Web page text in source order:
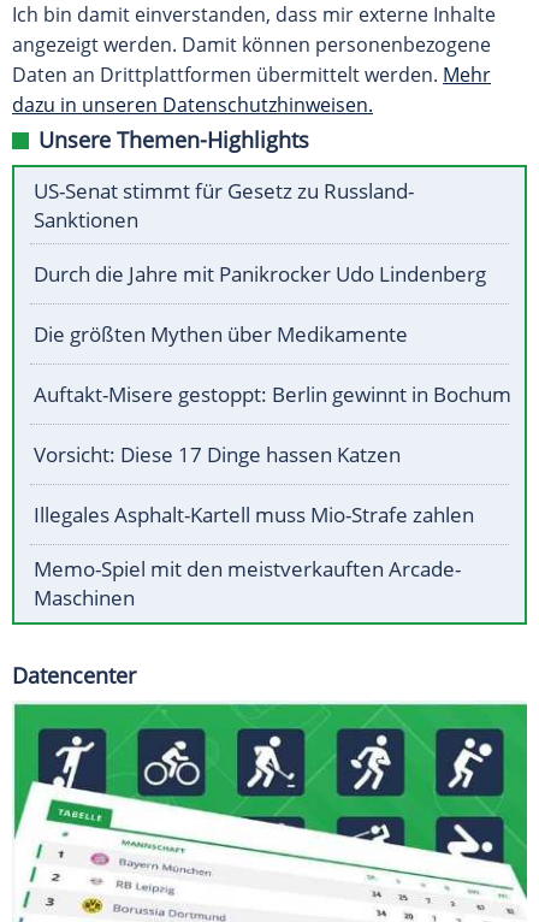
Ich bin damit einverstanden, dass mir externe Inhalte
angezeigt werden. Damit können personenbezogene
Daten an Drittplattformen übermittelt werden. Mehr
dazu in unseren Datenschutzhinweisen.
Unsere Themen-Highlights
US-Senat stimmt für Gesetz zu Russland-
Sanktionen
Durch die Jahre mit Panikrocker Udo Lindenberg
Die größten Mythen über Medikamente
Auftakt-Misere gestoppt: Berlin gewinnt in Bochum
Vorsicht: Diese 17 Dinge hassen Katzen
Illegales Asphalt-Kartell muss Mio-Strafe zahlen
Memo-Spiel mit den meistverkauften Arcade-
Maschinen
Datencenter